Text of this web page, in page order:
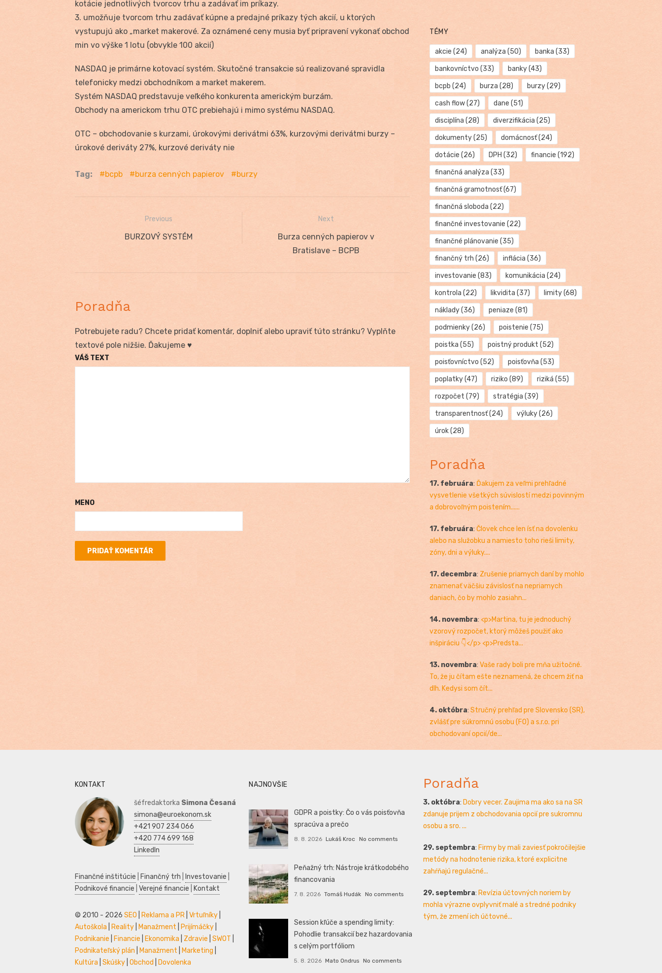
kotácie jednotlivých tvorcov trhu a zadávať im príkazy.
3. umožňuje tvorcom trhu zadávať kúpne a predajné príkazy tých akcií, u ktorých
vystupujú ako „market makerové. Za oznámené ceny musia byť pripravení vykonať obchod
min vo výške 1 lotu (obvykle 100 akcií)
NASDAQ je primárne kotovací systém. Skutočné transakcie sú realizované spravidla
telefonicky medzi obchodníkom a market makerem.
Systém NASDAQ predstavuje veľkého konkurenta americkým burzám.
Obchody na americkom trhu OTC prebiehajú i mimo systému NASDAQ.
OTC – obchodovanie s kurzami, úrokovými derivátmi 63%, kurzovými derivátmi burzy –
úrokové deriváty 27%, kurzové deriváty nie
Tag: bcpb burza cenných papierov burzy
Navigácia
Previous
Previous
BURZOVÝ SYSTÉM
Next
NextBurza cenných papierov v
Bratislave – BCPB
Poradňa
Potrebujete radu? Chcete pridať komentár, doplniť alebo upraviť túto stránku? Vyplňte
textové pole nižšie. Ďakujeme ♥
VÁŠ TEXT
MENO
TÉMY
akcie (24) analýza (50) banka (33)
bankovníctvo (33) banky(43)
bcpb (24) burza (28) burzy(29)
cash flow(27) dane (51)
disciplína (28) diverzifikácia (25)
dokumenty(25) domácnosť(24)
dotácie (26) DPH (32) financie (192)
finančná analýza (33)
finančná gramotnosť(67)
finančná sloboda (22)
finančné investovanie (22)
finančné plánovanie (35)
finančný trh (26) inflácia (36)
investovanie (83) komunikácia (24)
kontrola (22) likvidita (37) limity(68)
náklady(36) peniaze (81)
podmienky(26) poistenie (75)
poistka (55) poistný produkt (52)
poisťovníctvo (52) poisťovňa (53)
poplatky(47) riziko (89) riziká (55)
rozpočet (79) stratégia (39)
transparentnosť(24) výluky(26)
úrok(28)
Poradňa
17. februára: Ďakujem za veľmi prehľadné
vysvetlenie všetkých súvislostí medzi povinným
a dobrovoľným poistením......
17. februára: Človek chce len ísť na dovolenku
alebo na služobku a namiesto toho rieši limity,
zóny, dni a výluky....
17. decembra: Zrušenie priamych daní by mohlo
znamenať väčšiu závislosť na nepriamych
daniach, čo by mohlo zasiahn...
14. novembra: <p>Martina, tu je jednoduchý
vzorový rozpočet, ktorý môžeš použiť ako
inšpiráciu 👇</p> <p>Predsta...
13. novembra: Vaše rady boli pre mňa užitočné.
To, že ju čítam ešte neznamená, že chcem žiť na
dlh. Kedysi som čít...
4. októbra: Stručný prehľad pre Slovensko (SR),
zvlášť pre súkromnú osobu (FO) a s.r.o. pri
obchodovaní opcií/de...
KONTAKT
šéfredaktorka Simona Česaná
simona@euroekonom.sk
+421 907 234 066
+420 774 699 168
LinkedIn
Finančné inštitúcie Finančný trh Investovanie
Podnikové financie Verejné financie Kontakt
© 2010 - 2026 SEO Reklama a PR Vrtuľníky
Autoškola Reality Manažment Prijímáčky
Podnikanie Financie Ekonomika Zdravie SWOT
Podnikateľský plán Manažment Marketing
Kultúra Skúšky Obchod Dovolenka
NAJNOVŠIE
GDPR a poistky: Čo o vás poisťovňa
spracúva a prečo
8. 8. 2026 Lukáš Kroc No comments
Peňažný trh: Nástroje krátkodobého
financovania
7. 8. 2026 Tomáš Hudák No comments
Session kľúče a spending limity:
Pohodlie transakcií bez hazardovania
s celým portfóliom
5. 8. 2026 Mato Ondrus No comments
Poradňa
3. októbra: Dobry vecer. Zaujima ma ako sa na SR
zdanuje prijem z obchodovania opcií pre sukromnu
osobu a sro. ...
29. septembra: Firmy by mali zaviesť pokročilejšie
metódy na hodnotenie rizika, ktoré explicitne
zahŕňajú regulačné...
29. septembra: Revízia účtovných noriem by
mohla výrazne ovplyvniť malé a stredné podniky
tým, že zmení ich účtovné...